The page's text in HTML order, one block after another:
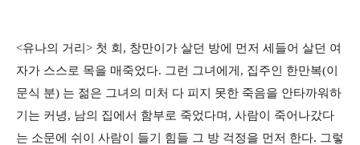
<유나의 거리> 첫 회, 창만이가 살던 방에 먼저 세들어 살던 여
자가 스스로 목을 매죽었다. 그런 그녀에게, 집주인 한만복(이
문식 분) 는 젊은 그녀의 미처 다 피지 못한 죽음을 안타까워하
기는 커녕, 남의 집에서 함부로 죽었다며, 사람이 죽어나갔다
는 소문에 쉬이 사람이 들기 힘들 그 방 걱정을 먼저 한다. 그렇